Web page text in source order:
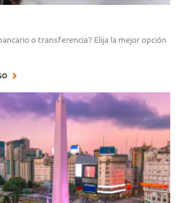
o transferencia? Elija la mejor opción